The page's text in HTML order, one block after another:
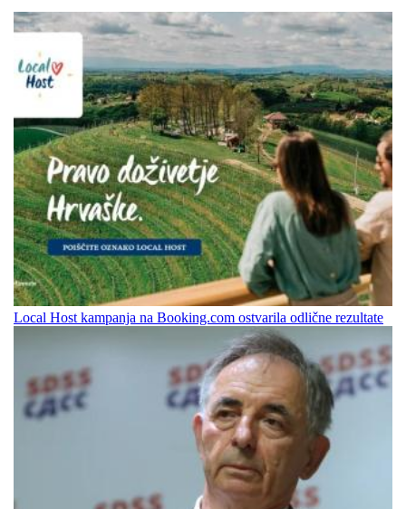
Local Host kampanja na Booking.com ostvarila odlične rezultate